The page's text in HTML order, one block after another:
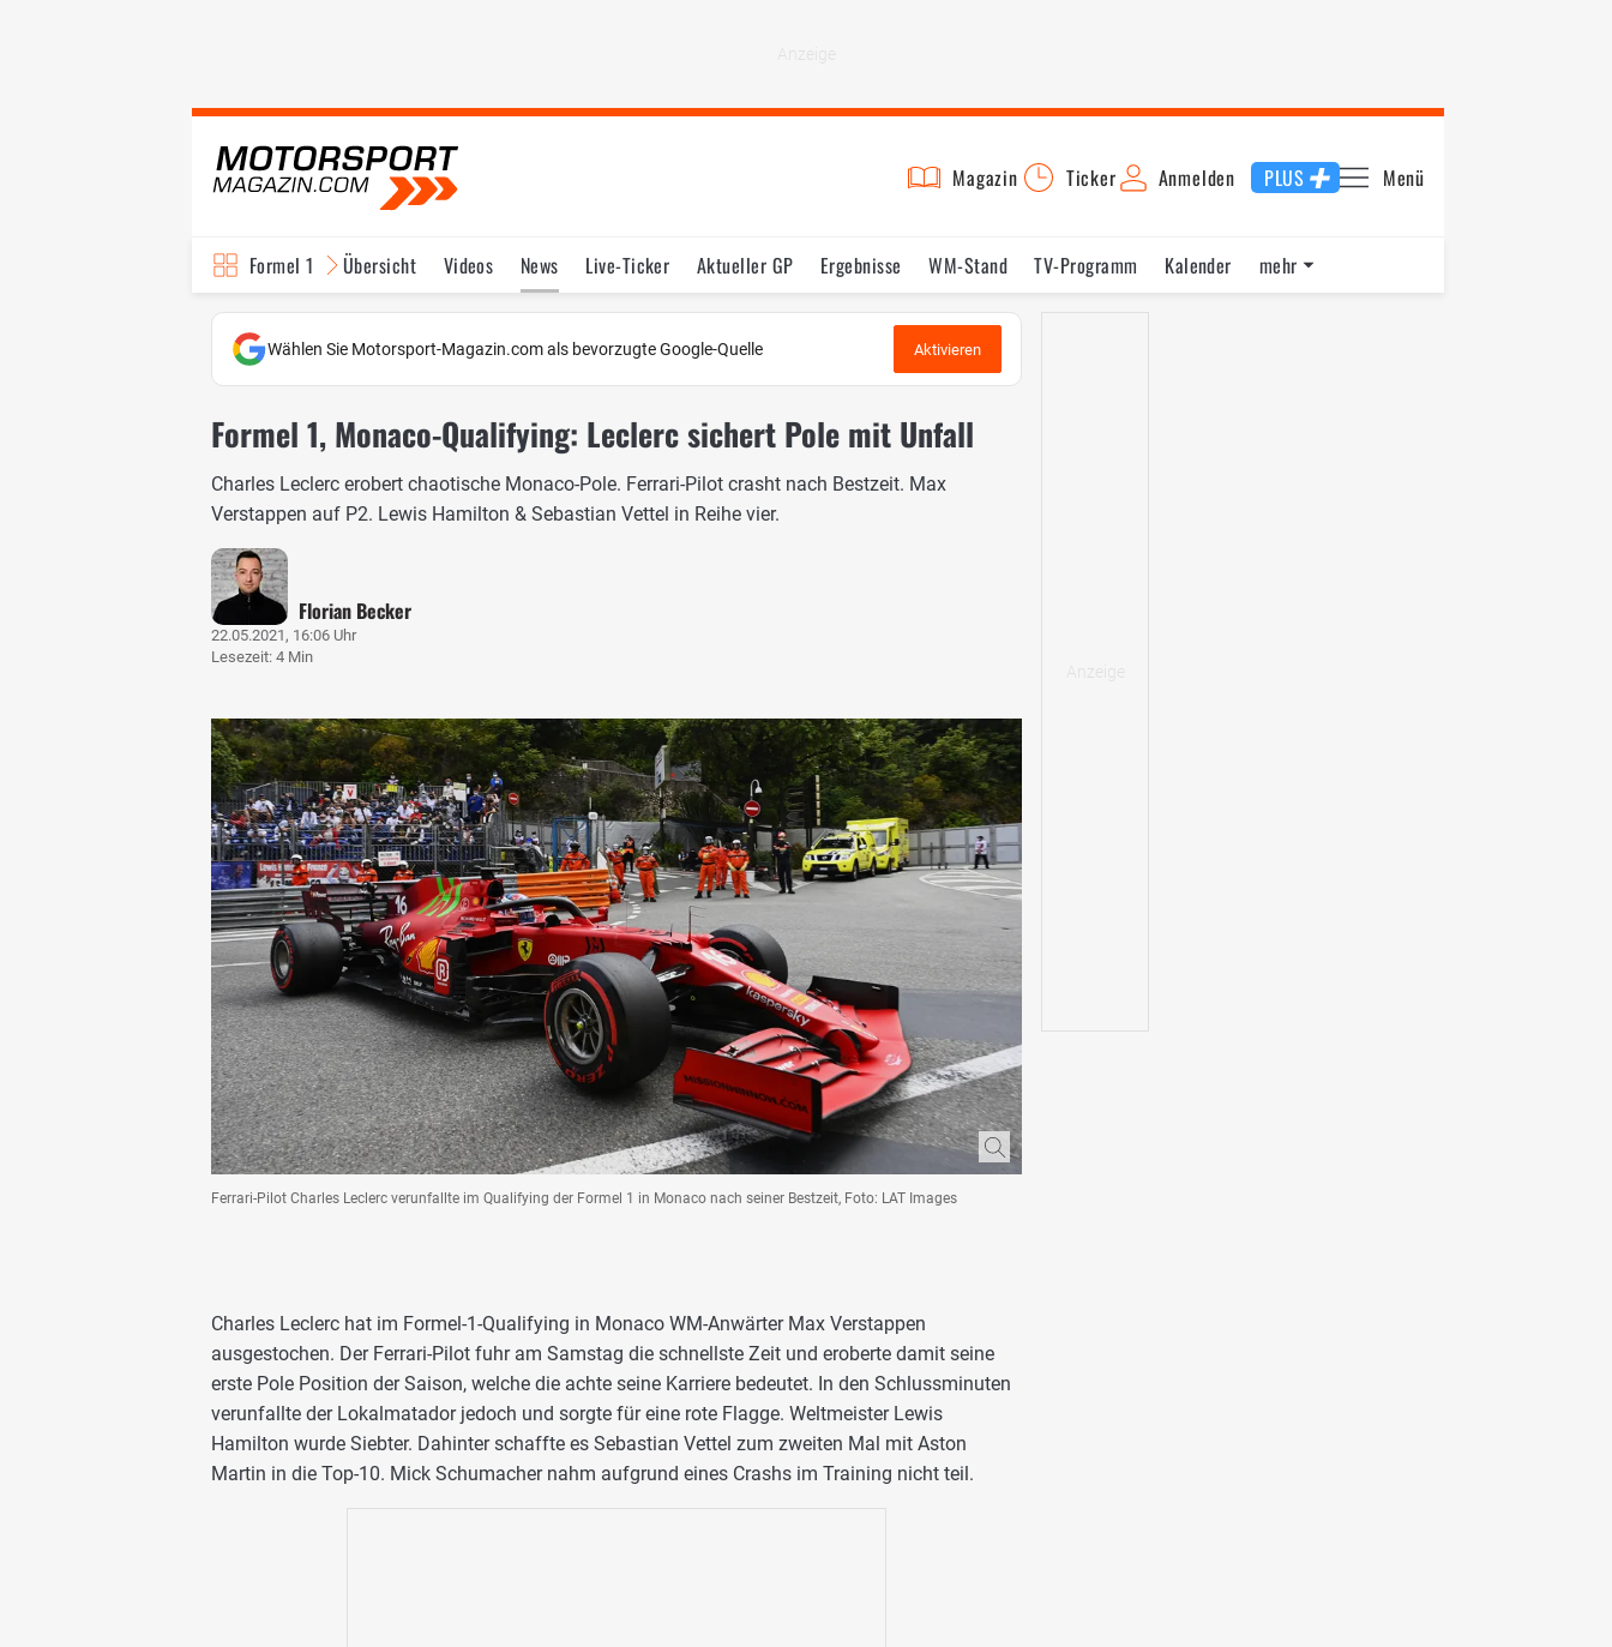
Magazin Ticker Anmelden PLUS Menü
Formel 1 Übersicht Videos News Live-Ticker Aktueller GP Ergebnisse WM-Stand TV-Programm
Kalender
Fahrer & Teams
Bilder Termine Statistik Testfahrten Reglement Lexikon
mehr
Wählen Sie Motorsport-Magazin.com als bevorzugte Google-Quelle Aktivieren
Formel 1, Monaco-Qualifying: Leclerc sichert Pole mit Unfall
Charles Leclerc erobert chaotische Monaco-Pole. Ferrari-Pilot crasht nach Bestzeit. Max
Verstappen auf P2. Lewis Hamilton & Sebastian Vettel in Reihe vier.
Florian Becker
22.05.2021, 16:06 Uhr
Lesezeit: 4 Min
Ferrari-Pilot Charles Leclerc verunfallte im Qualifying der Formel 1 in Monaco nach seiner Bestzeit, Foto: LAT Images
Charles Leclerc hat im Formel-1-Qualifying in Monaco WM-Anwärter Max Verstappen
ausgestochen. Der Ferrari-Pilot fuhr am Samstag die schnellste Zeit und eroberte damit seine
erste Pole Position der Saison, welche die achte seine Karriere bedeutet. In den Schlussminuten
verunfallte der Lokalmatador jedoch und sorgte für eine rote Flagge. Weltmeister Lewis
Hamilton wurde Siebter. Dahinter schaffte es Sebastian Vettel zum zweiten Mal mit Aston
Martin in die Top-10. Mick Schumacher nahm aufgrund eines Crashs im Training nicht teil.